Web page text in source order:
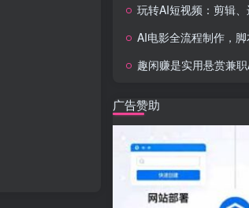
玩转AI短视频：剪辑、运营、直播
AI电影全流程制作，脚本生成与视频
趣闲赚是实用悬赏兼职APP 任务多
广告赞助